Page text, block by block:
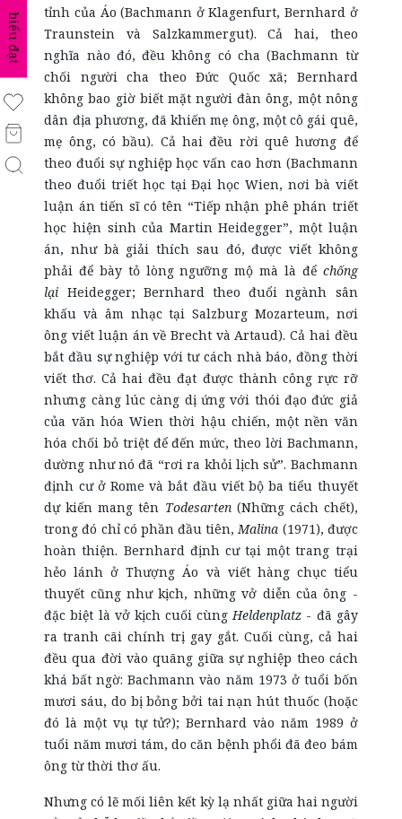
biểu đạt
tỉnh của Áo (Bachmann ở Klagenfurt, Bernhard ở
Traunstein và Salzkammergut). Cả hai, theo
nghĩa nào đó, đều không có cha (Bachmann từ
chối người cha theo Đức Quốc xã; Bernhard
không bao giờ biết mặt người đàn ông, một nông
dân địa phương, đã khiến mẹ ông, một cô gái quê,
mẹ ông, có bầu). Cả hai đều rời quê hương để
theo đuổi sự nghiệp học vấn cao hơn (Bachmann
theo đuổi triết học tại Đại học Wien, nơi bà viết
luận án tiến sĩ có tên “Tiếp nhận phê phán triết
học hiện sinh của Martin Heidegger”, một luận
án, như bà giải thích sau đó, được viết không
phải để bày tỏ lòng ngưỡng mộ mà là để chống
lại Heidegger; Bernhard theo đuổi ngành sân
khấu và âm nhạc tại Salzburg Mozarteum, nơi
ông viết luận án về Brecht và Artaud). Cả hai đều
bắt đầu sự nghiệp với tư cách nhà báo, đồng thời
viết thơ. Cả hai đều đạt được thành công rực rỡ
nhưng càng lúc càng dị ứng với thói đạo đức giả
của văn hóa Wien thời hậu chiến, một nền văn
hóa chối bỏ triệt để đến mức, theo lời Bachmann,
dường như nó đã “rơi ra khỏi lịch sử”. Bachmann
định cư ở Rome và bắt đầu viết bộ ba tiểu thuyết
dự kiến mang tên Todesarten(Những cách chết),
trong đó chỉ có phần đầu tiên,Malina (1971), được
hoàn thiện. Bernhard định cư tại một trang trại
hẻo lánh ở Thượng Áo và viết hàng chục tiểu
thuyết cũng như kịch, những vở diễn của ông -
đặc biệt là vở kịch cuối cùngHeldenplatz - đã gây
ra tranh cãi chính trị gay gắt. Cuối cùng, cả hai
đều qua đời vào quãng giữa sự nghiệp theo cách
khá bất ngờ: Bachmann vào năm 1973 ở tuổi bốn
mươi sáu, do bị bỏng bởi tai nạn hút thuốc (hoặc
đó là một vụ tự tử?); Bernhard vào năm 1989 ở
tuổi năm mươi tám, do căn bệnh phổi đã đeo bám
ông từ thời thơ ấu.
Nhưng có lẽ mối liên kết kỳ lạ nhất giữa hai người